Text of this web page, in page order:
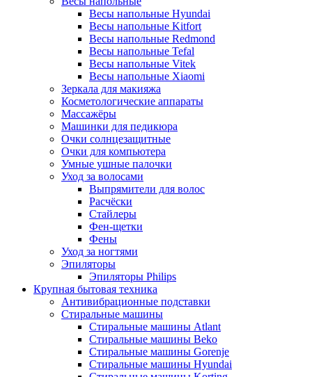
Весы напольные Hyundai
Весы напольные Kitfort
Весы напольные Redmond
Весы напольные Tefal
Весы напольные Vitek
Весы напольные Xiaomi
Зеркала для макияжа
Косметологические аппараты
Массажёры
Машинки для педикюра
Очки cолнцезащитные
Очки для компьютера
Умные ушные палочки
Уход за волосами
Выпрямители для волос
Расчёски
Стайлеры
Фен-щетки
Фены
Уход за ногтями
Эпиляторы
Эпиляторы Philips
Крупная бытовая техника
Антивибрационные подставки
Стиральные машины
Стиральные машины Atlant
Стиральные машины Beko
Стиральные машины Gorenje
Стиральные машины Hyundai